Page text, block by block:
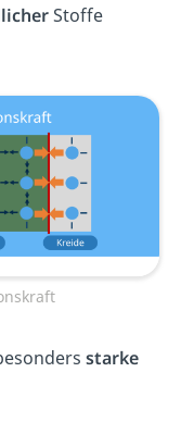
Stoffe
starke